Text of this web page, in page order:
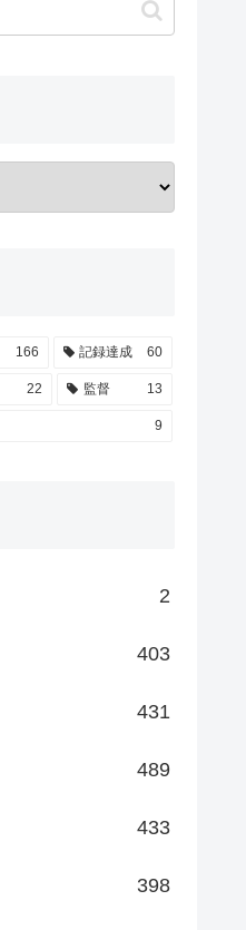
166 記録達成 60
22 監督 13
9
2
403
431
489
433
398